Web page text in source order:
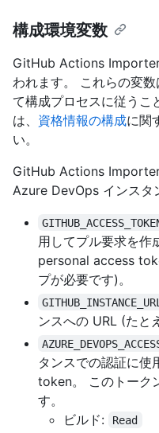
構成環境変数
GitHub Actions
われます。 これらの変数
て構成プロセスに従うこ
は、 資格情報の構成に関
い。
GitHub Actions Importer
Azure DevOps インスタ
用してプル要求を作
personal access
プが必要です)。
GITHUB_INSTANCE_URL
ンスへの URL (たと
タンスでの認証に
token。 このトーク
す。
ビルド:
Read